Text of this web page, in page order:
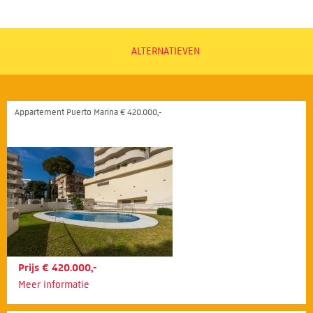
ALTERNATIEVEN
Appartement Puerto Marina € 420.000,-
Prijs € 420.000,-
Meer informatie